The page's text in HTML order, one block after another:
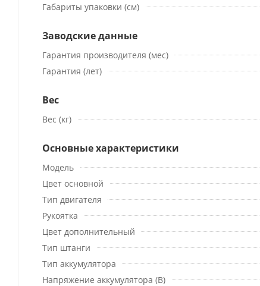
Габариты упаковки (см)
Заводские данные
Гарантия производителя (мес)
Гарантия (лет)
Вес
Вес (кг)
Основные характеристики
Модель
Цвет основной
Тип двигателя
Рукоятка
Цвет дополнительный
Тип штанги
Тип аккумулятора
Напряжение аккумулятора (В)